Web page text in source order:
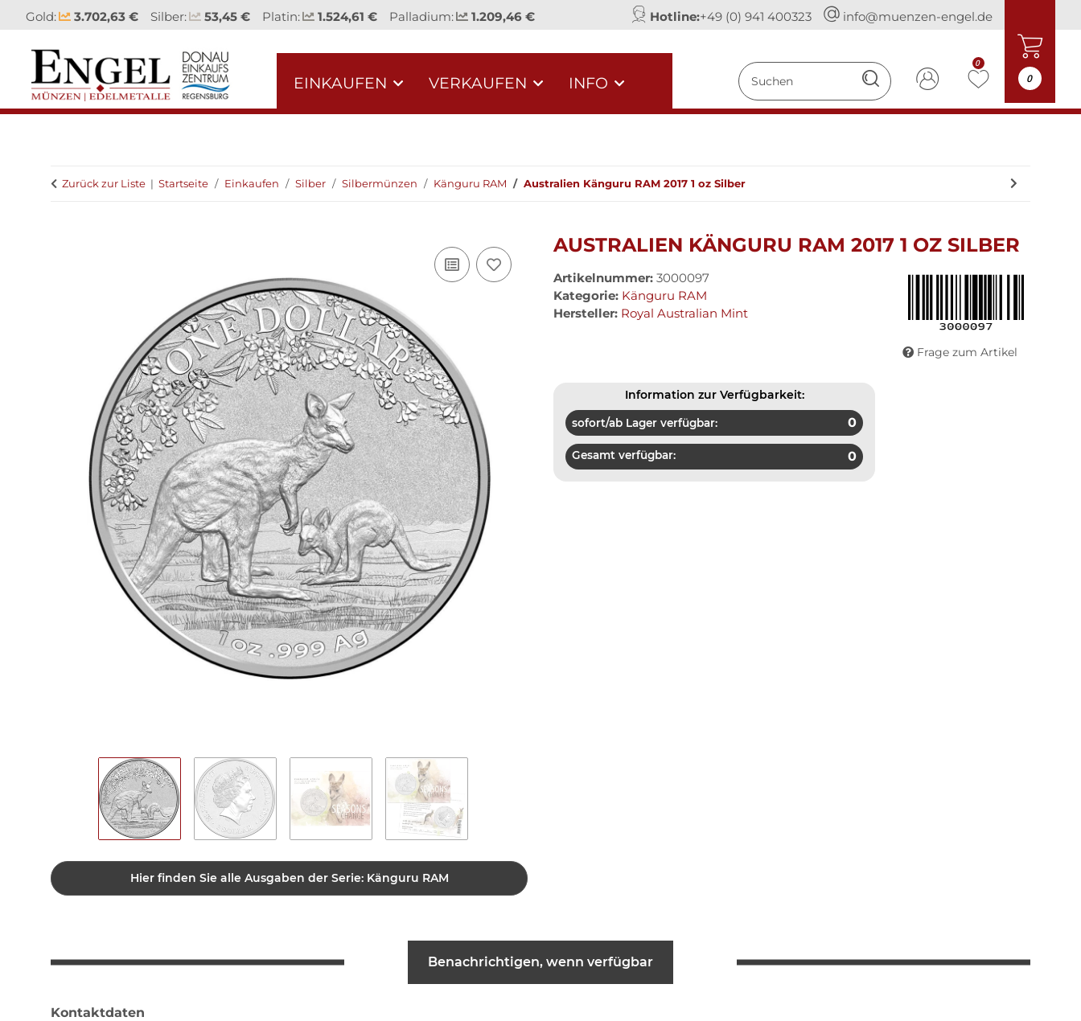
Gold: 3.702,63 € Silber: 53,45 € Platin: 1.524,61 € Palladium: 1.209,46 € Hotline:+49 (0) 941 400323 info@muenzen-engel.de
0
0
EINKAUFEN VERKAUFEN INFO
Zurück zur Liste Startseite Einkaufen Silber Silbermünzen Känguru RAM Australien Känguru RAM 2017 1 oz Silber
Hier finden Sie alle Ausgaben der Serie: Känguru RAM
AUSTRALIEN KÄNGURU RAM 2017 1 OZ SILBER
Artikelnummer: 3000097
Kategorie: Känguru RAM
Hersteller: Royal Australian Mint
Frage zum Artikel
Information zur Verfügbarkeit:
sofort/ab Lager verfügbar: 0
Gesamt verfügbar: 0
Benachrichtigen, wenn verfügbar
Kontaktdaten